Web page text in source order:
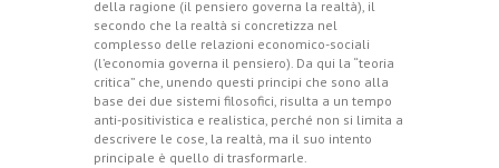
della ragione (il pensiero governa la realtà), il
secondo che la realtà si concretizza nel
complesso delle relazioni economico-sociali
(l’economia governa il pensiero). Da qui la “teoria
critica” che, unendo questi principi che sono alla
base dei due sistemi filosofici, risulta a un tempo
anti-positivistica e realistica, perché non si limita a
descrivere le cose, la realtà, ma il suo intento
principale è quello di trasformarle.